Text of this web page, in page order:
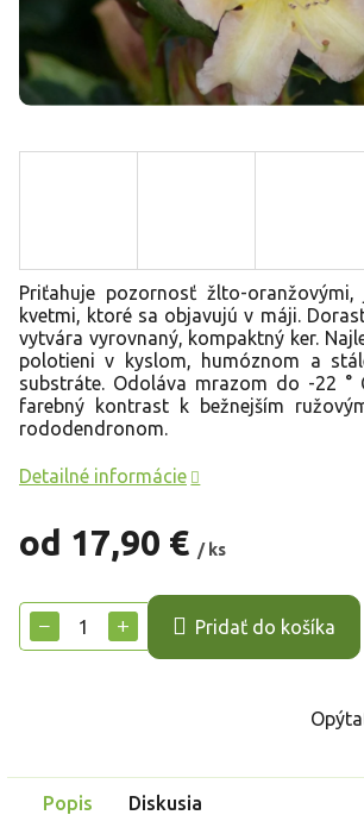
od 17,90 € / ks
cena:
+
− Pridať do košíka
Priťahuje pozornosť žlto-oranžovými,
kvetmi, ktoré sa objavujú v máji.
vytvára vyrovnaný, kompaktný ker.
polotieni v kyslom, humóznom a
substráte. Odoláva mrazom do -22 °
farebný kontrast k bežnejším
rododendronom.
Detailné informácie
Popis Diskusia